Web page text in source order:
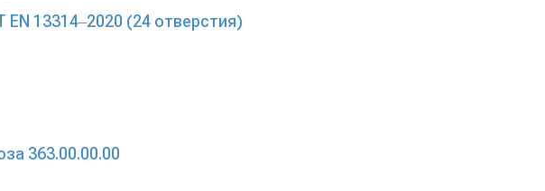
13314‒2020 (24 отверстия)
363.00.00.00